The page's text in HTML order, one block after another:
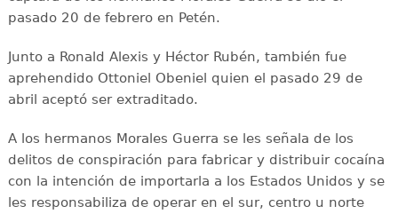
pasado 20 de febrero en Petén.
Junto a Ronald Alexis y Héctor Rubén, también fue
aprehendido Ottoniel Obeniel quien el pasado 29 de
abril aceptó ser extraditado.
A los hermanos Morales Guerra se les señala de los
delitos de conspiración para fabricar y distribuir cocaína
con la intención de importarla a los Estados Unidos y se
les responsabiliza de operar en el sur, centro u norte